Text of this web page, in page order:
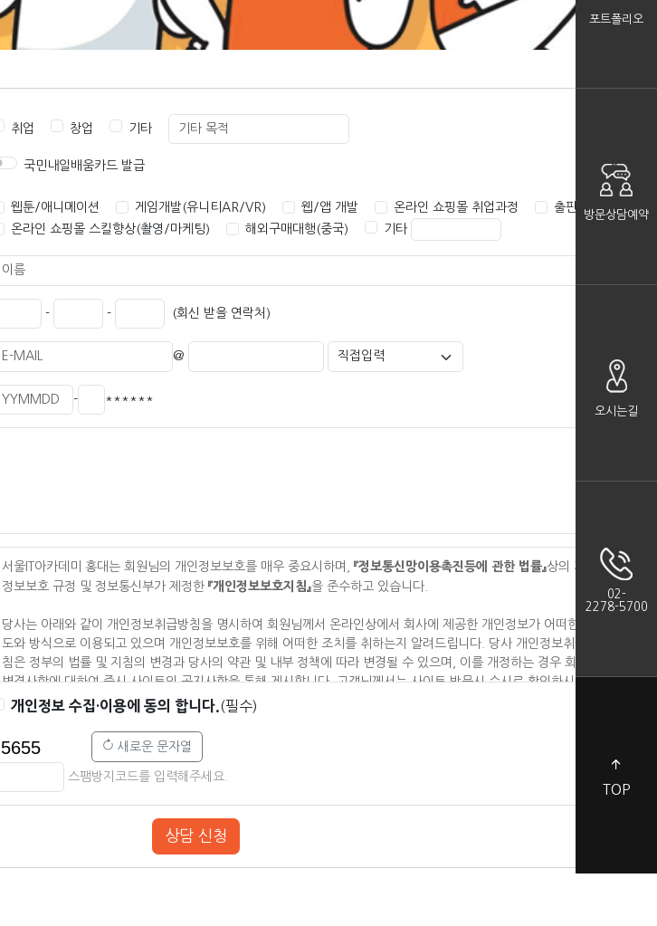
포트폴리오
방문상담예약
오시는길
02-
2278-5700
TOP
취업 창업 기타
국민내일배움카드 발급
웹툰/애니메이션 게임개발(유니티AR/VR) 웹/앱 개발 온라인 쇼핑몰 취업과정
출판편집
온라인 쇼핑몰 스킬향상(촬영/마케팅)
해외구매대행(중국) 기타
- - (회신 받을 연락처)
@
- ******
서울IT아카데미 홍대는 회원님의 개인정보보호를 매우 중요시하며 『정보통신망이용촉진등에 관한 법률』상의 개인
정보보호 규정 및 정보통신부가 제정한 『개인정보보호지침』을 준수하고 있습니다.
당사는 아래와 같이 개인정보취급방침을 명시하여 회원님께서 온라인상에서 회사에 제공한 개인정보가 어떠한 용
도와 방식으로 이용되고 있으며 개인정보보호를 위해 어떠한 조치를 취하는지 알려드립니다. 당사 개인정보취급방
침은 정부의 법률 및 지침의 변경과 당사의 약관 및 내부 정책에 따라 변경될 수 있으며
이를 개정하는 경우 회사는
변경사항에 대하여 즉시 사이트의 공지사항을 통해 게시합니다.고객님께서는 사이트 방문시 수시로 확인하시기 바
랍니다 .
개인정보의 수집 및 이용 목적
2.
수집하는 개인정보 항목 및 수집방법
수집한 개인정보의 보유 및 이용기간
4.개인정보의 파기절차 및 방법
개인정보 자동 수집 장치의 설치ㆍ운영 및 거부에 관한 사항
8.개인정보관리책임자 및 상담ㆍ신고
개인정보 수집·이용에 동의 합니다.(필수)
새로운 문자열
스팸방지코드를 입력해주세요.
상담 신청